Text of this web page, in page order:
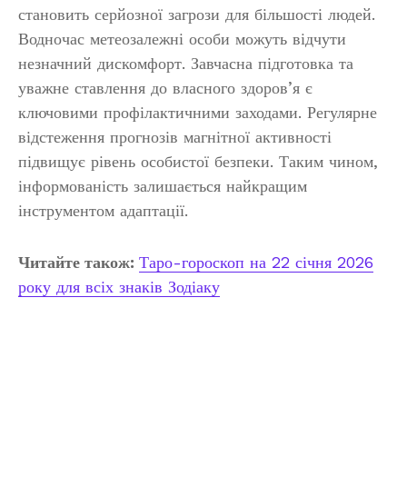
становить серйозної загрози для більшості людей.
Водночас метеозалежні особи можуть відчути
незначний дискомфорт. Завчасна підготовка та
уважне ставлення до власного здоров’я є
ключовими профілактичними заходами. Регулярне
відстеження прогнозів магнітної активності
підвищує рівень особистої безпеки. Таким чином,
інформованість залишається найкращим
інструментом адаптації.
Читайте також: Таро-гороскоп на 22 січня 2026
року для всіх знаків Зодіаку